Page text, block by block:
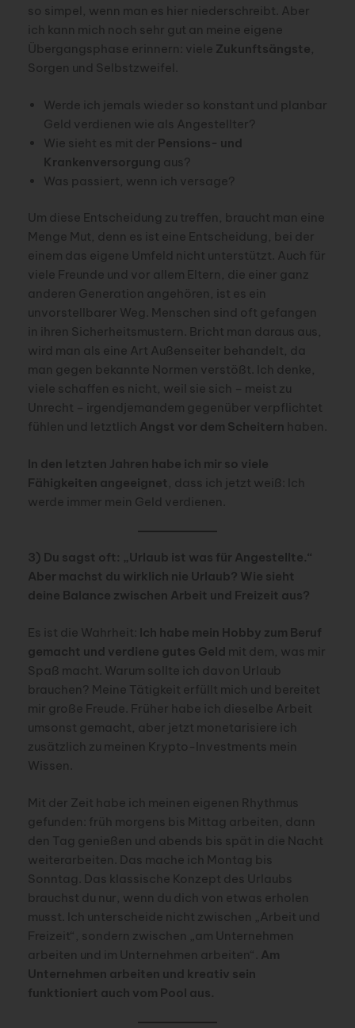
so simpel, wenn man es hier niederschreibt. Aber
ich kann mich noch sehr gut an meine eigene
Übergangsphase erinnern: viele Zukunftsängste
Sorgen und Selbstzweifel.
Werde ich jemals wieder so konstant und planbar
Geld verdienen wie als Angestellter?
Wie sieht es mit der Pensions- und
Krankenversorgung aus?
Was passiert, wenn ich versage?
Um diese Entscheidung zu treffen, braucht man eine
Menge Mut, denn es ist eine Entscheidung, bei der
einem das eigene Umfeld nicht unterstützt. Auch für
viele Freunde und vor allem Eltern, die einer ganz
anderen Generation angehören, ist es ein
unvorstellbarer Weg. Menschen sind oft gefangen
in ihren Sicherheitsmustern. Bricht man daraus aus,
wird man als eine Art Außenseiter behandelt, da
man gegen bekannte Normen verstößt. Ich denke,
viele schaffen es nicht, weil sie sich – meist zu
Unrecht – irgendjemandem gegenüber verpflichtet
fühlen und letztlich Angst vor dem Scheitern haben.
In den letzten Jahren habe ich mir so viele
Fähigkeiten angeeignet , dass ich jetzt weiß: Ich
werde immer mein Geld verdienen.
3) Du sagst oft: „Urlaub ist was für Angestellte.“
Aber machst du wirklich nie Urlaub? Wie sieht
deine Balance zwischen Arbeit und Freizeit aus?
Es ist die Wahrheit: Ich habe mein Hobby zum Beruf
gemacht und verdiene gutes Geld mit dem, was mir
Spaß macht. Warum sollte ich davon Urlaub
brauchen? Meine Tätigkeit erfüllt mich und bereitet
mir große Freude. Früher habe ich dieselbe Arbeit
umsonst gemacht, aber jetzt monetarisiere ich
zusätzlich zu meinen Krypto-Investments mein
Wissen.
Mit der Zeit habe ich meinen eigenen Rhythmus
gefunden: früh morgens bis Mittag arbeiten, dann
den Tag genießen und abends bis spät in die Nacht
weiterarbeiten. Das mache ich Montag bis
Sonntag. Das klassische Konzept des Urlaubs
brauchst du nur, wenn du dich von etwas erholen
musst. Ich unterscheide nicht zwischen „Arbeit und
Freizeit“, sondern zwischen „am Unternehmen
arbeiten und im Unternehmen arbeiten“. Am
Unternehmen arbeiten und kreativ sein
funktioniert auch vom Pool aus.